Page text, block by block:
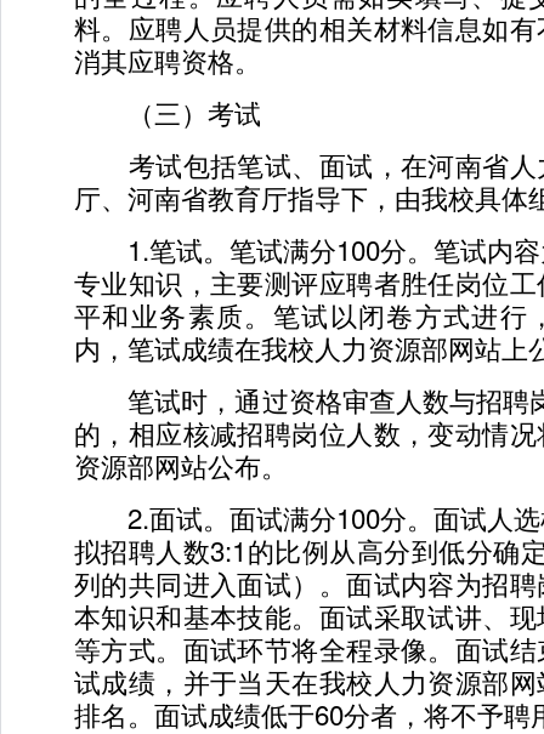
料。应聘人员提供的相关材料信息如
消其应聘资格。
（三）考试
考试包括笔试、面试，在河南省人
厅、河南省教育厅指导下，由我校具体
1.笔试。笔试满分100分。笔试内容
专业知识，主要测评应聘者胜任岗位
平和业务素质。笔试以闭卷方式进行
内，笔试成绩在我校人力资源部网站上
笔试时，通过资格审查人数与招聘
的，相应核减招聘岗位人数，变动情
资源部网站公布。
2.面试。面试满分100分。面试人选
拟招聘人数3:1的比例从高分到低分确
列的共同进入面试）。面试内容为招
本知识和基本技能。面试采取试讲、
等方式。面试环节将全程录像。面试
试成绩，并于当天在我校人力资源部
排名。面试成绩低于60分者，将不予聘